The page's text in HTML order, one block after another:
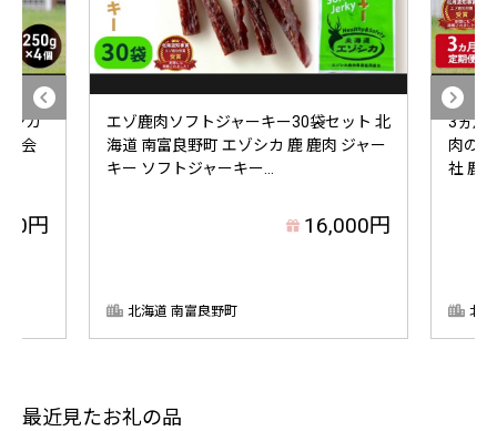
シカ
式会
円
エゾ鹿肉ソフトジャーキー30袋セット 北
海道 南富良野町 エゾシカ 鹿 鹿肉 ジャー
キー ソフトジャーキー...
16,000円
北海道 南富良野町
3ヵ月
肉の
社 鹿
北
最近見たお礼の品